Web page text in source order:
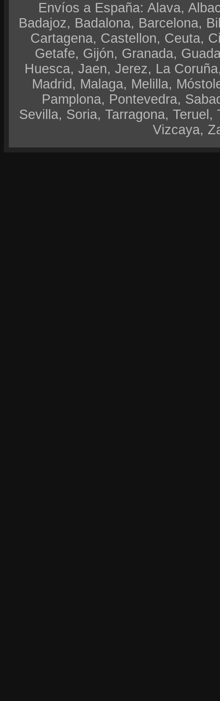
Envíos a España: Alava,
Badajoz, Badalona, Barcelona,
Cartagena, Castellon, Ceuta,
Getafe, Gijón, Granada,
Huesca, Jaen, Jerez, La
Madrid, Malaga, Melilla,
Pamplona, Pontevedra,
Sevilla, Soria, Tarragona,
Vizcaya,